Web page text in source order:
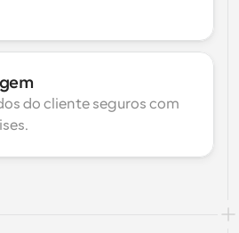
do cliente seguros com